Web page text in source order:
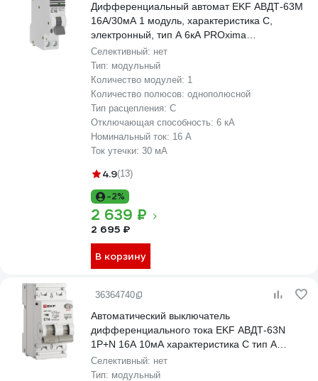
Дифференциальный автомат EKF АВДТ-63М
16А/30мА 1 модуль, характеристика C,
электронный, тип A 6кА PROxima
D636EA16C30
Селективный: нет
Тип: модульный
Количество модулей: 1
Количество полюсов: однополюсной
Тип расцепления: C
Отключающая способность: 6 кА
Номинальный ток: 16 А
Ток утечки: 30 мА
4.9(13)
-2%
2 639 ₽
2 695 ₽
В корзину
36364740
Автоматический выключатель
дифференциального тока EKF АВДТ-63N
1P+N 16А 10мА характеристика С тип A
электронный 6кА PROXIMA D63N26EA16C10
Селективный: нет
Тип: модульный